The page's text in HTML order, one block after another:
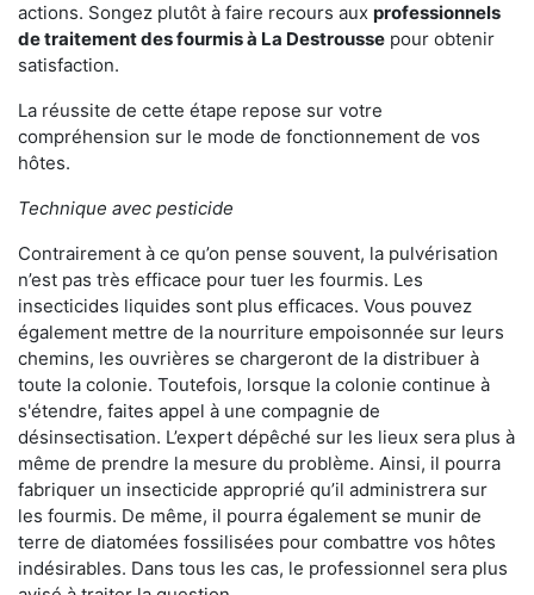
actions. Songez plutôt à faire recours aux professionnels
de traitement des fourmis à La Destrousse pour obtenir
satisfaction.
La réussite de cette étape repose sur votre
compréhension sur le mode de fonctionnement de vos
hôtes.
Technique avec pesticide
Contrairement à ce qu’on pense souvent, la pulvérisation
n’est pas très efficace pour tuer les fourmis. Les
insecticides liquides sont plus efficaces. Vous pouvez
également mettre de la nourriture empoisonnée sur leurs
chemins, les ouvrières se chargeront de la distribuer à
toute la colonie. Toutefois, lorsque la colonie continue à
s'étendre, faites appel à une compagnie de
désinsectisation. L’expert dépêché sur les lieux sera plus à
même de prendre la mesure du problème. Ainsi, il pourra
fabriquer un insecticide approprié qu’il administrera sur
les fourmis. De même, il pourra également se munir de
terre de diatomées fossilisées pour combattre vos hôtes
indésirables. Dans tous les cas, le professionnel sera plus